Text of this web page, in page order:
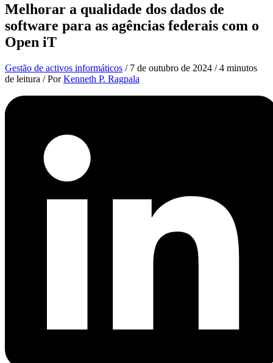
Melhorar a qualidade dos dados de
software para as agências federais com o
Open iT
Gestão de activos informáticos / 7 de outubro de 2024 /4 minutos
de leitura / PorKenneth P. Ragpala